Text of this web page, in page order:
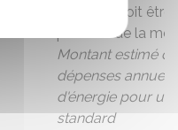
montant doit être
précédé de la
Montant estimé
dépenses
d'énergie pour un
standard